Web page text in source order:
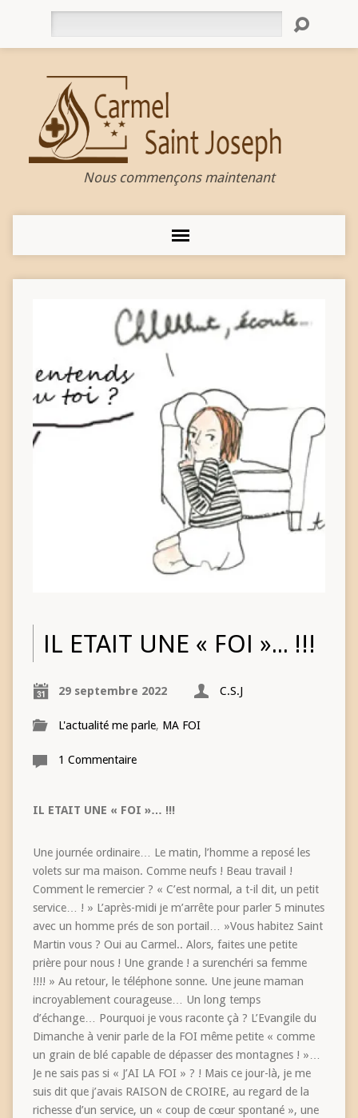
Nous commençons maintenant
IL ETAIT UNE « FOI »… !!!
29 septembre 2022 C.S.J
L'actualité me parle, MA FOI
1 Commentaire
IL ETAIT UNE « FOI »… !!!
Une journée ordinaire… Le matin, l’homme a reposé les
volets sur ma maison. Comme neufs ! Beau travail !
Comment le remercier ? « C’est normal, a t-il dit, un petit
service… ! » L’après-midi je m’arrête pour parler 5 minutes
avec un homme prés de son portail… »Vous habitez Saint
Martin vous ? Oui au Carmel.. Alors, faites une petite
prière pour nous ! Une grande ! a surenchéri sa femme
!!!! » Au retour, le téléphone sonne. Une jeune maman
incroyablement courageuse… Un long temps
d’échange… Pourquoi je vous raconte çà ? L’Evangile du
Dimanche à venir parle de la FOI même petite « comme
un grain de blé capable de dépasser des montagnes ! »…
Je ne sais pas si « J’AI LA FOI » ? ! Mais ce jour-là, je me
suis dit que j’avais RAISON de CROIRE, au regard de la
richesse d’un service, un « coup de cœur spontané », une